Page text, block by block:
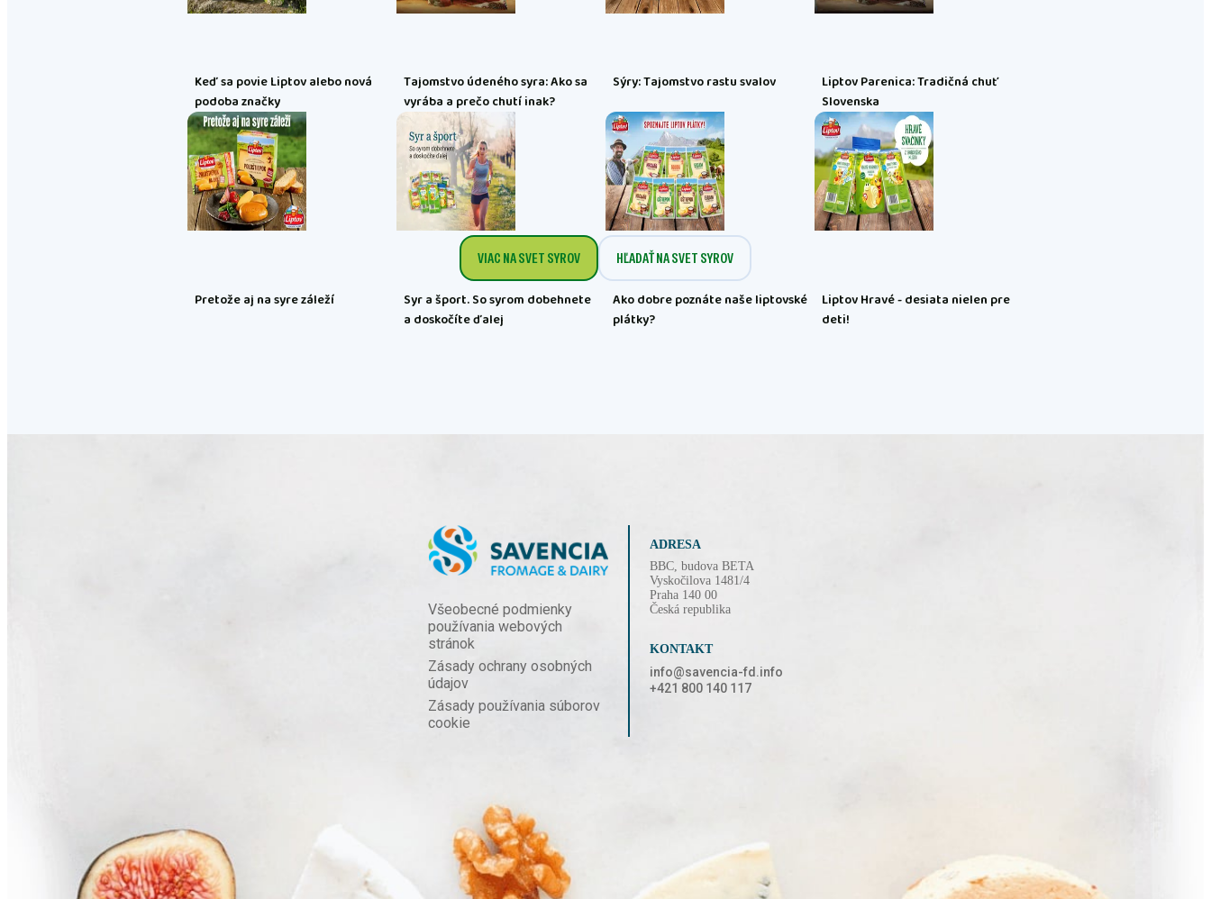
Keď sa povie Liptov alebo nová
podoba značky
Tajomstvo údeného syra: Ako sa
vyrába a prečo chutí inak?
Sýry: Tajomstvo rastu svalov
Liptov Parenica: Tradičná chuť
Slovenska
Pretože aj na syre záleží
Syr a šport. So syrom dobehnete
a doskočíte ďalej
Ako dobre poznáte naše liptovské
plátky?
Liptov Hravé - desiata nielen pre
deti!
VIAC NA SVET SYROV HĽADAŤ NA SVET SYROV
Všeobecné podmienky
používania webových
stránok
Zásady ochrany osobných
údajov
Zásady používania súborov
cookie
ADRESA
BBC, budova BETA
Vyskočilova 1481/4
Praha 140 00
Česká republika
KONTAKT
info@savencia-fd.info
+421 800 140 117